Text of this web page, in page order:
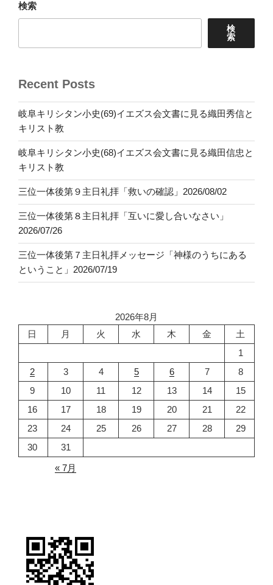
検索
検
索
Recent Posts
岐阜キリシタン小史(69)イエズス会文書に見る織田秀信と
キリスト教
岐阜キリシタン小史(68)イエズス会文書に見る織田信忠と
キリスト教
三位一体後第９主日礼拝「救いの確認」2026/08/02
三位一体後第８主日礼拝「互いに愛し合いなさい」
2026/07/26
三位一体後第７主日礼拝メッセージ「神様のうちにある
ということ」2026/07/19
2026年8月
日
月 火 水 木 金
土
1
2
3 4 5 6 7
8
9
10 11 12 13 14
15
16
17 18 19 20 21
22
23
24 25 26 27 28
29
30
31
« 7月